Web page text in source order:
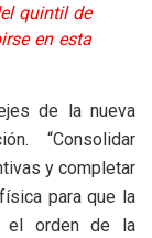
quintil de
en esta
de la nueva
“Consolidar
y completar
para que la
el orden de la